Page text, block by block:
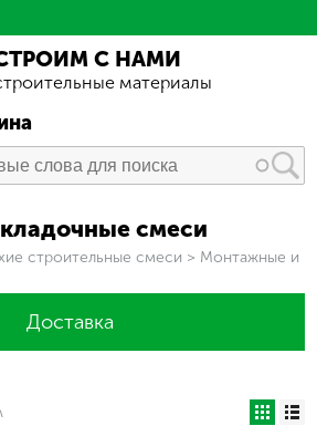
С НАМИ
материалы
смеси
строительные смеси > Монтажные и
Доставка